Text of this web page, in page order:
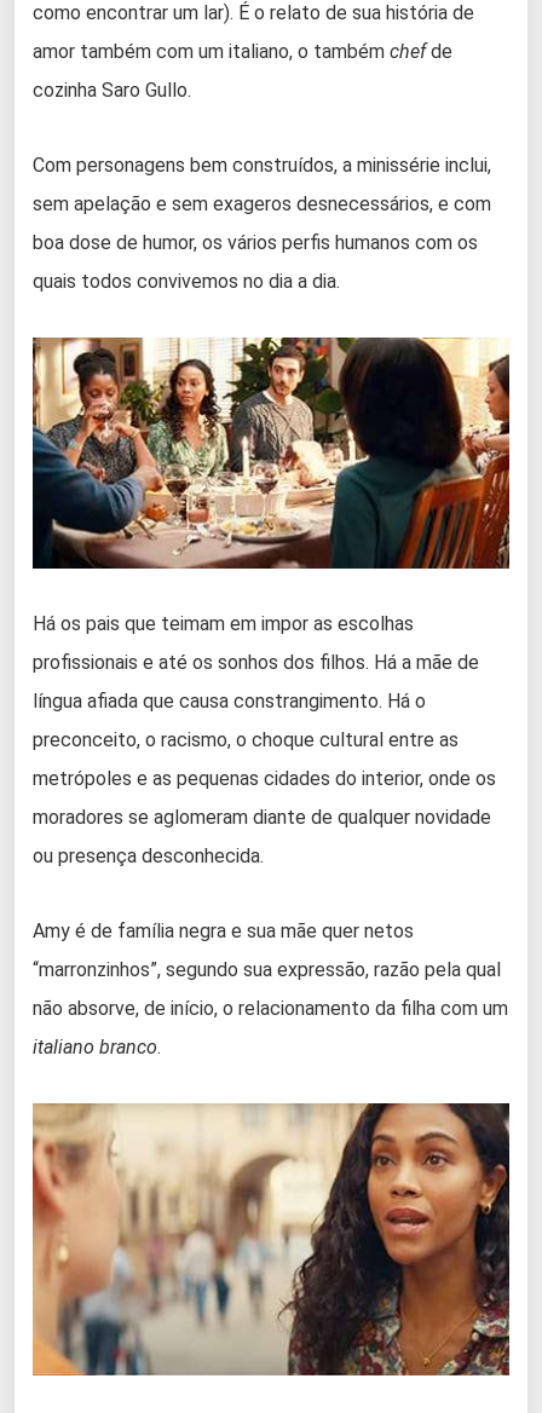
como encontrar um lar). É o relato de sua história de
amor também com um italiano, o também chefde
cozinha Saro Gullo.
Com personagens bem construídos, a minissérie inclui,
sem apelação e sem exageros desnecessários, e com
boa dose de humor, os vários perfis humanos com os
quais todos convivemos no dia a dia.
Há os pais que teimam em impor as escolhas
profissionais e até os sonhos dos filhos. Há a mãe de
língua afiada que causa constrangimento. Há o
preconceito, o racismo, o choque cultural entre as
metrópoles e as pequenas cidades do interior, onde os
moradores se aglomeram diante de qualquer novidade
ou presença desconhecida.
Amy é de família negra e sua mãe quer netos
“marronzinhos”, segundo sua expressão, razão pela qual
não absorve, de início, o relacionamento da filha com um
italiano branco.